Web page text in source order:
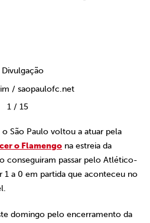
/ saopaulofc.net
1 / 15
o São Paulo voltou a atuar pela
o Flamengo na estreia da
conseguiram passar pelo Atlético-
1 a 0 em partida que aconteceu no
domingo pelo encerramento da